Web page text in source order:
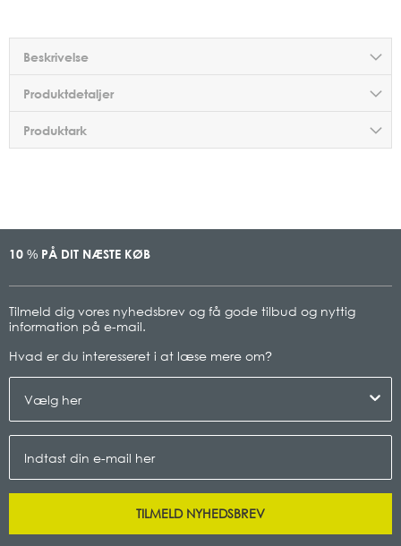
Beskrivelse
Produktdetaljer
Produktark
10 % PÅ DIT NÆSTE KØB
Tilmeld dig vores nyhedsbrev og få gode tilbud og nyttig
information på e-mail.
Hvad er du interesseret i at læse mere om?
TILMELD NYHEDSBREV